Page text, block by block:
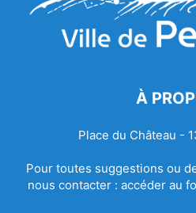
À
Place du Château -
Pour toutes suggestions ou
nous contacter : accéder au